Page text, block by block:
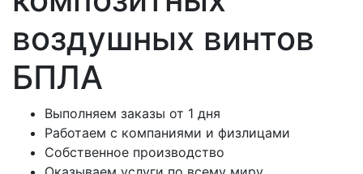
воздушных винтов
БПЛА
Выполняем заказы от 1 дня
Работаем с компаниями и физлицами
Собственное производство